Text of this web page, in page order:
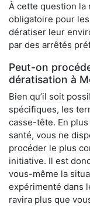
À cette question la
obligatoire pour
dératiser leur
par des arrêtés
Peut-on
dératisation à
Bien qu’il soit
spécifiques, les
casse-tête. En
santé, vous ne
procéder le plus
initiative. Il est
vous-même la
expérimenté dans
ravira plus que